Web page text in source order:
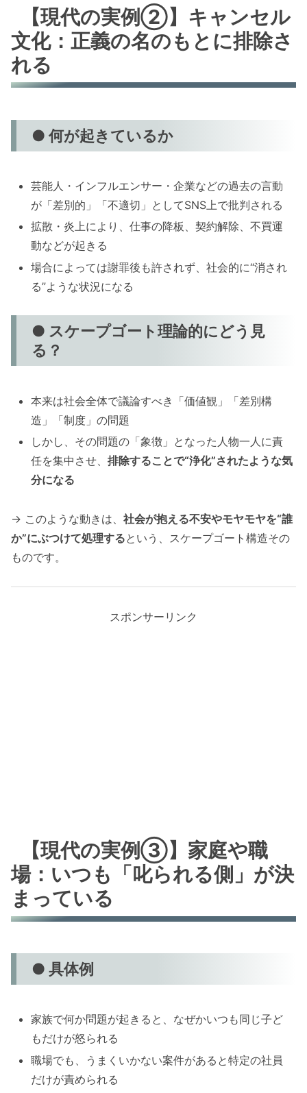
【現代の実例②】キャンセル
文化：正義の名のもとに排除さ
れる
● 何が起きているか
芸能人・インフルエンサー・企業などの過去の言動
が「差別的」「不適切」としてSNS上で批判される
拡散・炎上により、仕事の降板、契約解除、不買運
動などが起きる
場合によっては謝罪後も許されず、社会的に“消され
る”ような状況になる
● スケープゴート理論的にどう見
る？
本来は社会全体で議論すべき「価値観」「差別構
造」「制度」の問題
しかし、その問題の「象徴」となった人物一人に責
任を集中させ、排除することで“浄化”されたような気
分になる
→ このような動きは、 社会が抱える不安やモヤモヤを“誰
か”にぶつけて処理するという、スケープゴート構造その
ものです。
スポンサーリンク
【現代の実例③】家庭や職
場：いつも「叱られる側」が決
まっている
● 具体例
家族で何か問題が起きると、なぜかいつも同じ子ど
もだけが怒られる
職場でも、うまくいかない案件があると特定の社員
だけが責められる